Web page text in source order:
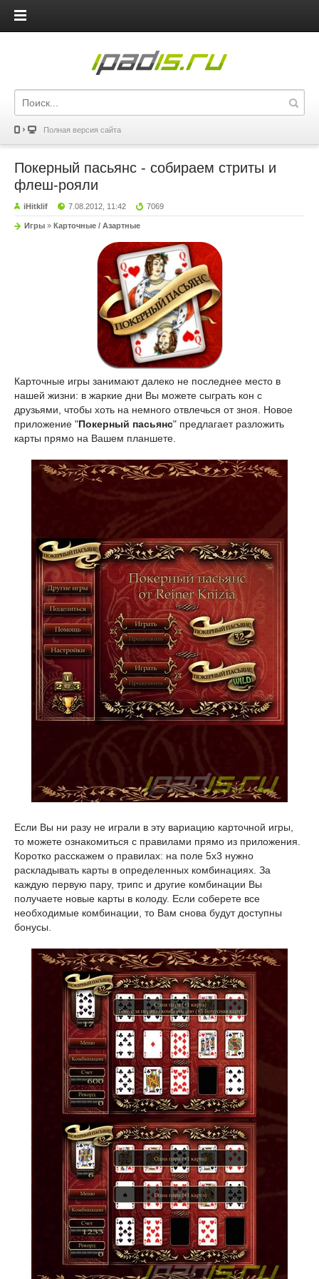
iPadis.ru
Полная версия сайта
Покерный пасьянс - собираем стриты и
флеш-рояли
iHitklif 7.08.2012, 11:42 7069
Игры » Карточные / Азартные
Карточные игры занимают далеко не последнее место в
нашей жизни: в жаркие дни Вы можете сыграть кон с
друзьями, чтобы хоть на немного отвлечься от зноя. Новое
приложение "Покерный пасьянс" предлагает разложить
карты прямо на Вашем планшете.
Если Вы ни разу не играли в эту вариацию карточной игры,
то можете ознакомиться с правилами прямо из приложения.
Коротко расскажем о правилах: на поле 5x3 нужно
раскладывать карты в определенных комбинациях. За
каждую первую пару, трипс и другие комбинации Вы
получаете новые карты в колоду. Если соберете все
необходимые комбинации, то Вам снова будут доступны
бонусы.